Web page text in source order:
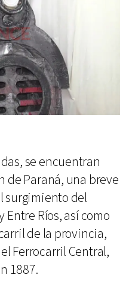
se encuentran
de Paraná, una breve
surgimiento del
Ríos, así como
de la provincia,
Ferrocarril Central,
1887.